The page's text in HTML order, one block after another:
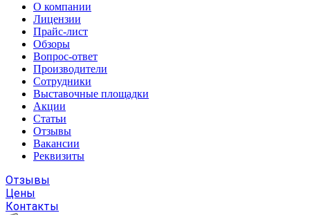
О компании
Лицензии
Прайс-лист
Обзоры
Вопрос-ответ
Производители
Сотрудники
Выставочные площадки
Акции
Статьи
Отзывы
Вакансии
Реквизиты
Отзывы
Цены
Контакты